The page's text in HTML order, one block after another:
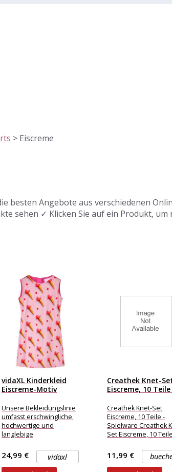
> Eiscreme
besten Angebote aus verschiedenen
sehen ✓ Klicken Sie auf ein Produkt,
vidaXL Kinderkleid
Eiscreme-Motiv
Unsere Bekleidungslinie
umfasst erschwingliche,
hochwertige und
langlebige
im Alter von 1,5 bis 10
Jahren. Unser Sortiment
umfasst
vidaxl
24,99 €
Creathek Knet-
Eiscreme, 10 Teile
Creathek Knet-Set
Eiscreme, 10 Teile -
Spielware Creathek
Set Eiscreme, 10
Knetpackungen mit
jeweils 38 Gramm
11,99 €